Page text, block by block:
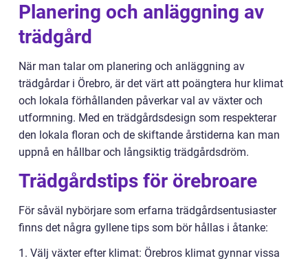
Planering och anläggning av
trädgård
När man talar om planering och anläggning av
trädgårdar i Örebro, är det värt att poängtera hur klimat
och lokala förhållanden påverkar val av växter och
utformning. Med en trädgårdsdesign som respekterar
den lokala floran och de skiftande årstiderna kan man
uppnå en hållbar och långsiktig trädgårdsdröm.
Trädgårdstips för örebroare
För såväl nybörjare som erfarna trädgårdsentusiaster
finns det några gyllene tips som bör hållas i åtanke:
1. Välj växter efter klimat: Örebros klimat gynnar vissa